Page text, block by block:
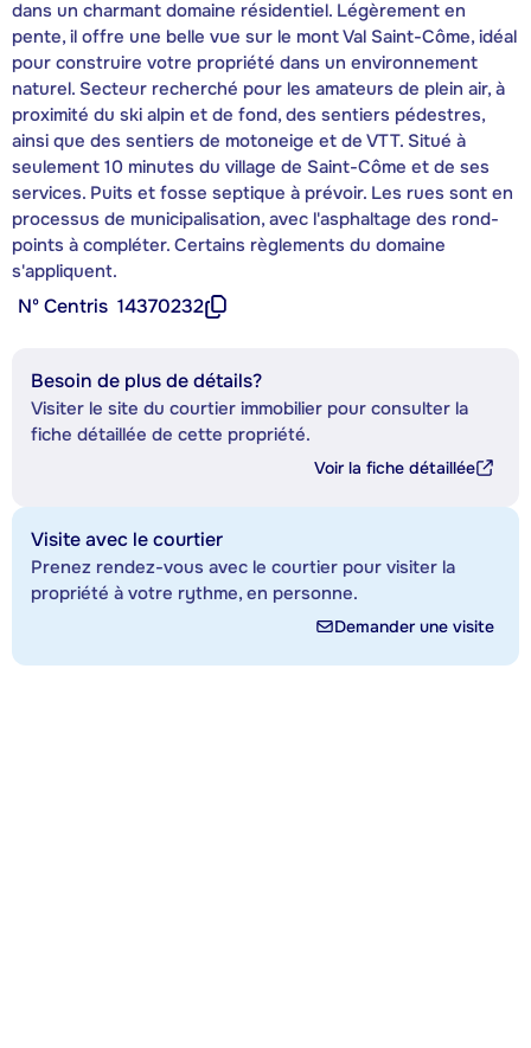
dans un charmant domaine résidentiel. Légèrement en
pente, il offre une belle vue sur le mont Val Saint-Côme, idéal
pour construire votre propriété dans un environnement
naturel. Secteur recherché pour les amateurs de plein air, à
proximité du ski alpin et de fond, des sentiers pédestres,
ainsi que des sentiers de motoneige et de VTT. Situé à
seulement 10 minutes du village de Saint-Côme et de ses
services. Puits et fosse septique à prévoir. Les rues sont en
processus de municipalisation, avec l'asphaltage des rond-
points à compléter. Certains règlements du domaine
s'appliquent.
Nº Centris 14370232
Besoin de plus de détails?
Visiter le site du courtier immobilier pour consulter la
fiche détaillée de cette propriété.
Voir la fiche détaillée
Visite avec le courtier
Prenez rendez-vous avec le courtier pour visiter la
propriété à votre rythme, en personne.
Demander une visite